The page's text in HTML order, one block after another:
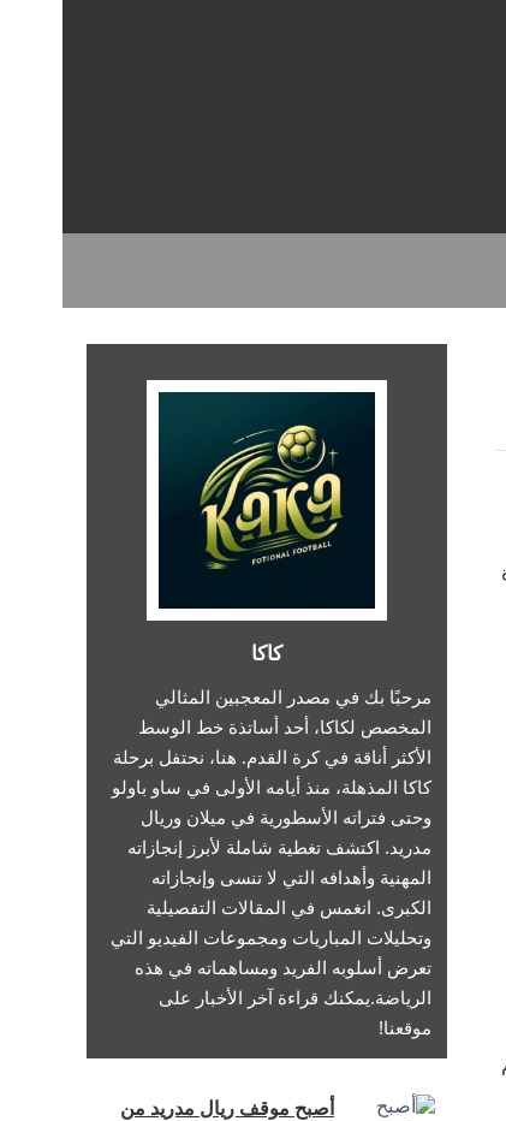
كاكا
مرحبًا بك في مصدر المعجبين المثالي
المخصص لكاكا، أحد أساتذة خط الوسط
الأكثر أناقة في كرة القدم. هنا، نحتفل برحلة
كاكا المذهلة، منذ أيامه الأولى في ساو باولو
وحتى فتراته الأسطورية في ميلان وريال
مدريد. اكتشف تغطية شاملة لأبرز إنجازاته
المهنية وأهدافه التي لا تنسى وإنجازاته
الكبرى. انغمس في المقالات التفصيلية
وتحليلات المباريات ومجموعات الفيديو التي
تعرض أسلوبه الفريد ومساهماته في هذه
الرياضة.يمكنك قراءة آخر الأخبار على
موقعنا!
أصبح موقف ريال مدريد من